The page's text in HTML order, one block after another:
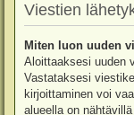
Viestien
Miten luon uuden
Aloittaaksesi uuden
Vastataksesi
kirjoittaminen voi
alueella on